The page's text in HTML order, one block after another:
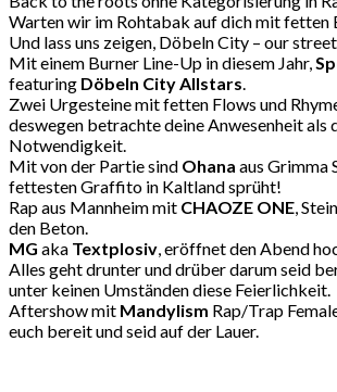
Warten wir im Rohtabak auf dich mit fetten
Und lass uns zeigen, Döbeln City – our
Mit einem Burner Line-Up in diesem Jahr,
featuring Döbeln City Allstars.
Zwei Urgesteine mit fetten Flows und
deswegen betrachte deine Anwesenheit als
Notwendigkeit.
Mit von der Partie sind Ohana aus Grimma
fettesten Graffito in Kaltland sprüht!
Rap aus Mannheim mit CHAOZE ONE,
den Beton.
MG aka Textplosiv, eröffnet den Abend
Alles geht drunter und drüber darum seid
unter keinen Umständen diese Feierlichkeit.
Aftershow mit Mandylism Rap/Trap
euch bereit und seid auf der Lauer.